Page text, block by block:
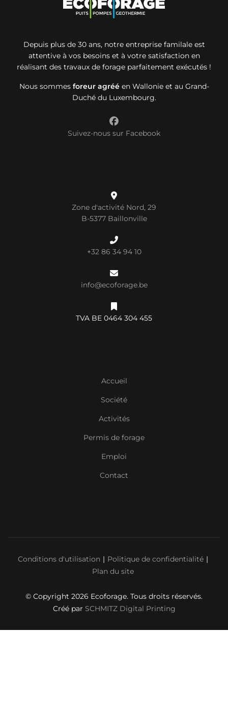
Depuis plus de 30 ans, notre entreprise familale est
attentive à vos besoins et à votre satisfaction en
réalisant des travaux de forage parfaitement exécutés !
Nous sommes foreur agrééen Wallonie et au Grand-
Duché du Luxembourg.
Suivez-nous sur Facebook
Zone d'activité Nord, 29
B-5377 Baillonville
+32 86 34 94 10
info@ecoforage.be
TVA BE 0464 304 455
Accueil
Société
Activités
Permis de forage
Emploi
Contact
Conditions d'utilisation
Politique de confidentialité
Plan du site
© Copyright 2026 Ecoforage. Tous droits réservés.
Créé par SCHMITZ Digital Printing